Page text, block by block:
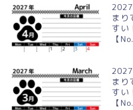
まり
すい
【
まり
すい
【